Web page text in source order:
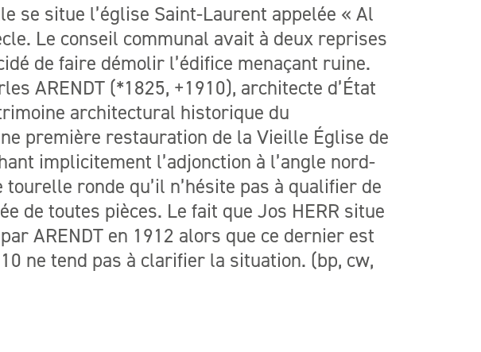
se situe l’église Saint-Laurent appelée « Al
Le conseil communal avait à deux reprises
de faire démolir l’édifice menaçant ruine.
ARENDT (*1825, +1910), architecte d’État
architectural historique du
première restauration de la Vieille Église de
implicitement l’adjonction à l’angle nord-
tourelle ronde qu’il n’hésite pas à qualifier de
de toutes pièces. Le fait que Jos HERR situe
ARENDT en 1912 alors que ce dernier est
ne tend pas à clarifier la situation. (bp, cw,